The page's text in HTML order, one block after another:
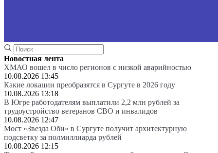
Новостная лента
ХМАО вошел в число регионов с низкой аварийностью
10.08.2026 13:45
Какие локации преобразятся в Сургуте в 2026 году
10.08.2026 13:18
В Югре работодателям выплатили 2,2 млн рублей за
трудоустройство ветеранов СВО и инвалидов
10.08.2026 12:47
Мост «Звезда Оби» в Сургуте получит архитектурную
подсветку за полмиллиарда рублей
10.08.2026 12:15